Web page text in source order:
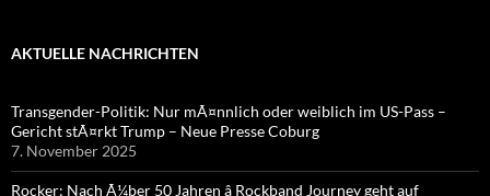
AKTUELLE NACHRICHTEN
Transgender-Politik: Nur mÃ¤nnlich oder weiblich im US-Pass –
Gericht stÃ¤rkt Trump – Neue Presse Coburg
7. November 2025
Rocker: Nach Ã¼ber 50 Jahren â Rockband Journey geht auf